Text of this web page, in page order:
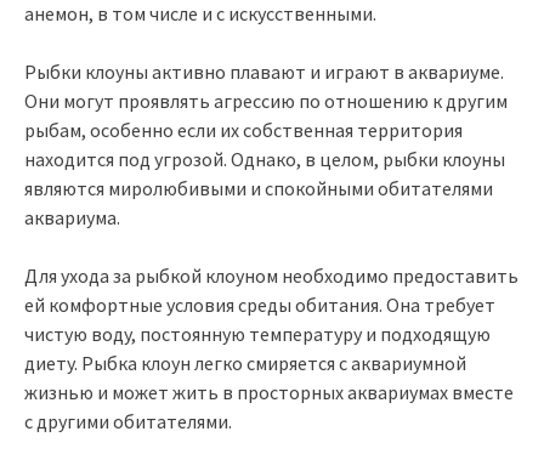
анемон, в том числе и с искусственными.
Рыбки клоуны активно плавают и играют в аквариуме.
Они могут проявлять агрессию по отношению к другим
рыбам, особенно если их собственная территория
находится под угрозой. Однако, в целом, рыбки клоуны
являются миролюбивыми и спокойными обитателями
аквариума.
Для ухода за рыбкой клоуном необходимо предоставить
ей комфортные условия среды обитания. Она требует
чистую воду, постоянную температуру и подходящую
диету. Рыбка клоун легко смиряется с аквариумной
жизнью и может жить в просторных аквариумах вместе
с другими обитателями.